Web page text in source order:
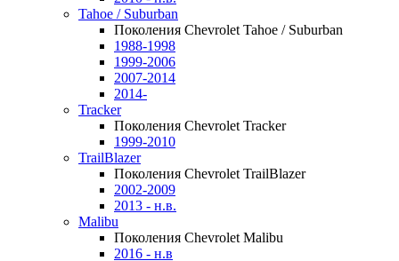
Tahoe / Suburban
Поколения Chevrolet Tahoe / Suburban
1988-1998
1999-2006
2007-2014
2014-
Tracker
Поколения Chevrolet Tracker
1999-2010
TrailBlazer
Поколения Chevrolet TrailBlazer
2002-2009
2013 - н.в.
Malibu
Поколения Chevrolet Malibu
2016 - н.в